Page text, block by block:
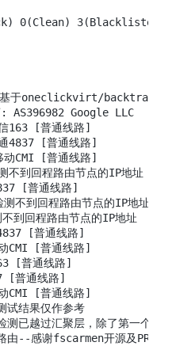
0(Clean) 3(Blacklisted)
于oneclickvirt/
AS396982 Google LLC
163 [普通线路]
4837 [普通线路]
CMI [普通线路]
到回程路由节点的IP地址
[普通线路]
不到回程路由节点的IP地址
到回程路由节点的IP地址
[普通线路]
CMI [普通线路]
[普通线路]
[普通线路]
CMI [普通线路]
试结果仅作参考
测已越过汇聚层，除了第一个线
--感谢fscarmen开源及